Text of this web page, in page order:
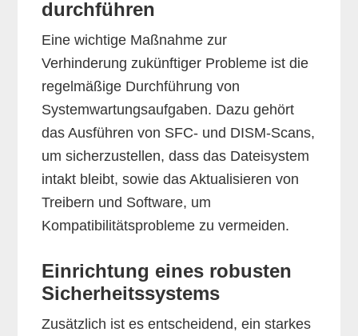
durchführen
Eine wichtige Maßnahme zur
Verhinderung zukünftiger Probleme ist die
regelmäßige Durchführung von
Systemwartungsaufgaben. Dazu gehört
das Ausführen von SFC- und DISM-Scans,
um sicherzustellen, dass das Dateisystem
intakt bleibt, sowie das Aktualisieren von
Treibern und Software, um
Kompatibilitätsprobleme zu vermeiden.
Einrichtung eines robusten
Sicherheitssystems
Zusätzlich ist es entscheidend, ein starkes